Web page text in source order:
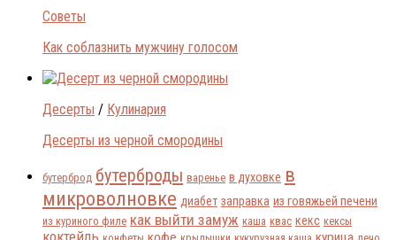
Советы
Как соблазнить мужчину голосом
Десерты / Кулинария
Десерты из черной смородины
бутерброд бутерброды варенье в духовке в
микроволновке диабет заправка из говяжьей печени
из куриного филе как выйти замуж каша квас кекс кексы